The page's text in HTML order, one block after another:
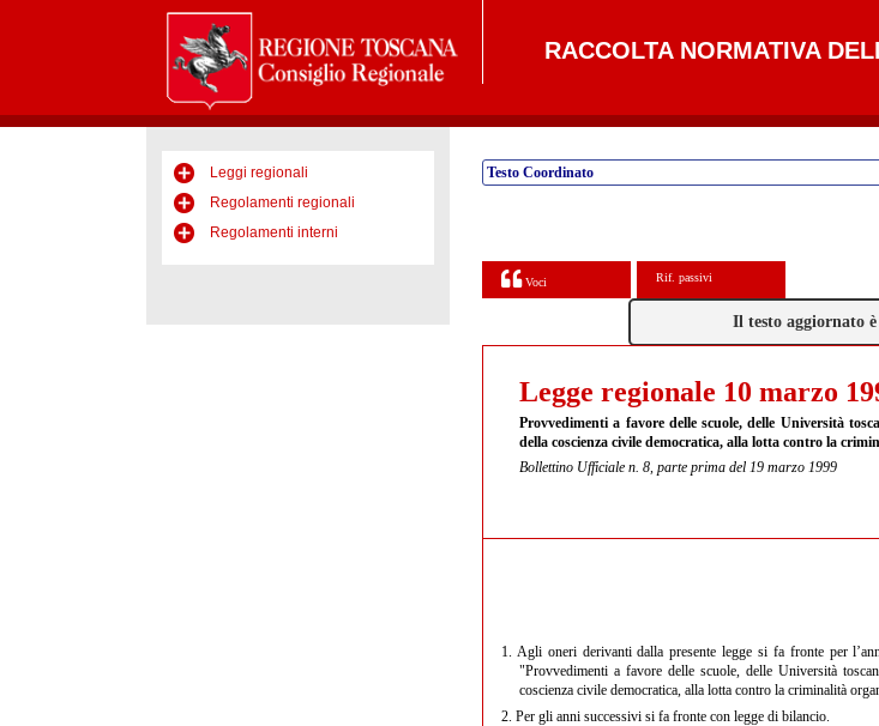
RACCOLTA NORMATIVA
Leggi regionali
Regolamenti regionali
Regolamenti interni
Testo Coordinato
Voci Rif. passivi
Il testo aggiornato
Legge regionale 10 marzo
Provvedimenti a favore delle scuole, delle Università
della coscienza civile democratica, alla lotta contro la
Bollettino Ufficiale n. 8, parte prima del 19 marzo 1999
1. Agli oneri derivanti dalla presente legge si fa fronte per
"Provvedimenti a favore delle scuole, delle Università
coscienza civile democratica, alla lotta contro la criminalità
2. Per gli anni successivi si fa fronte con legge di bilancio.